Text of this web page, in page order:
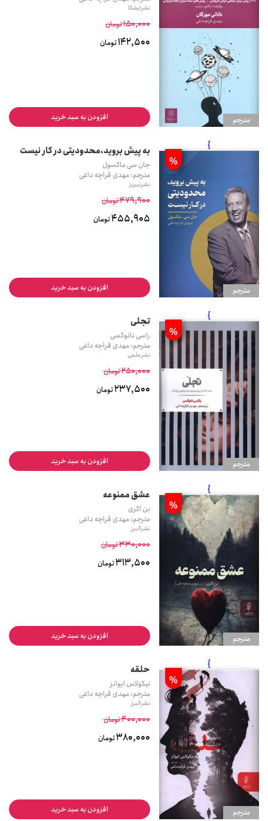
مترجم
نشر ایشکا
150,000تومان
142,500تومان
افزودن به سبد خرید
مترجم
}
%
به پیش بروید،محدودیتی در کار نیست
جان سی ماکسول
مترجم: مهدی قراچه داغی
نشر نیریز
479,900تومان
455,905تومان
افزودن به سبد خرید
مترجم
}
%
تجلی
راسی نانوکسی
مترجم: مهدی قراچه داغی
نشر علمی
250,000تومان
237,500تومان
افزودن به سبد خرید
مترجم
}
%
عشق ممنوعه
بن اکری
مترجم: مهدی قراچه داغی
نشر البرز
330,000تومان
313,500تومان
افزودن به سبد خرید
مترجم
}
%
حلقه
نیکولاس ایوانز
مترجم: مهدی قراچه داغی
نشر البرز
400,000تومان
380,000تومان
افزودن به سبد خرید